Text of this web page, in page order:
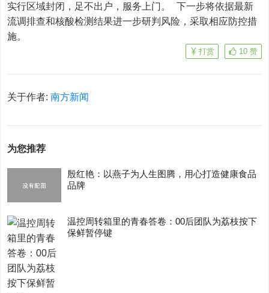
实行区域封闭，足不出户，服务上门。 下一步将依据最新
流调排查和核酸检测结果进一步研判风险，采取相应防控措
施。
10 赞
打赏
关于作者:南方新闻
为您推荐
殷红艳：以燕子为人生图腾，用心打造健康食品
品牌
温控周转箱里的青春答卷：00后团队为荔枝按下
保鲜暂停键